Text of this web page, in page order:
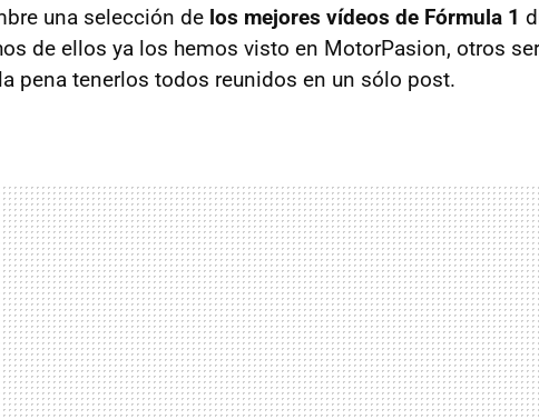
una selección de los mejores vídeos de Fórmula 1
de ellos ya los hemos visto en MotorPasion, otros
pena tenerlos todos reunidos en un sólo post.